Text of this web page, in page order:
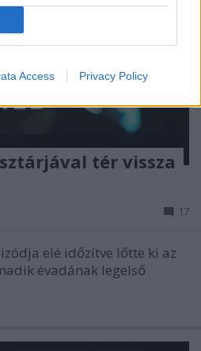
Access Privacy Policy
tér vissza
17
elé időzítve lőtte ki az
évadának legelső